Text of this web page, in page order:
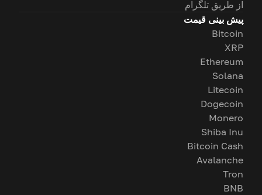
از طریق تلگرام
پیش بینی قیمت
Bitcoin
XRP
Ethereum
Solana
Litecoin
Dogecoin
Monero
Shiba Inu
Bitcoin Cash
Avalanche
Tron
BNB